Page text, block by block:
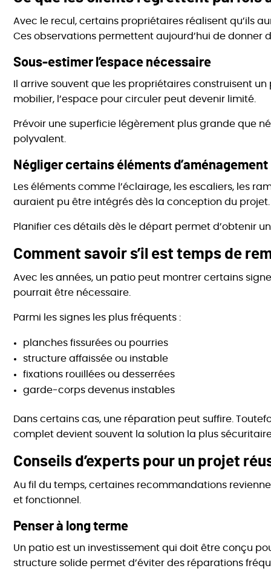
Avec le recul, certains propriétaires réalisent qu’ils
Ces observations permettent aujourd’hui de donner
Sous-estimer l’espace nécessaire
Il arrive souvent que les propriétaires construisent
mobilier, l’espace pour circuler peut devenir limité.
Prévoir une superficie légèrement plus grande que
polyvalent.
Négliger certains éléments d’aménagement
Les éléments comme l’éclairage, les escaliers, les
auraient pu être intégrés dès la conception du projet.
Planifier ces détails dès le départ permet d’obtenir
Comment savoir s’il est temps de
Avec les années, un patio peut montrer certains
pourrait être nécessaire.
Parmi les signes les plus fréquents :
planches fissurées ou pourries
structure affaissée ou instable
fixations rouillées ou desserrées
garde-corps devenus instables
Dans certains cas, une réparation peut suffire.
complet devient souvent la solution la plus
Conseils d’experts pour un projet
Au fil du temps, certaines recommandations
et fonctionnel.
Penser à long terme
Un patio est un investissement qui doit être conçu
structure solide permet d’éviter des réparations